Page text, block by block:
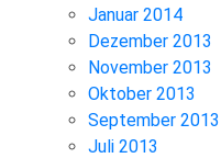
Januar 2014
Dezember 2013
November 2013
Oktober 2013
September 2013
Juli 2013